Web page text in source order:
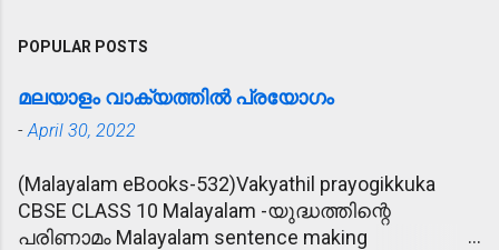
POPULAR POSTS
മലയാളം വാക്യത്തിൽ പ്രയോഗം
-April 30, 2022
(Malayalam eBooks-532)Vakyathil prayogikkuka
CBSE CLASS 10 Malayalam -യുദ്ധത്തിന്റെ
പരിണാമം Malayalam sentence making